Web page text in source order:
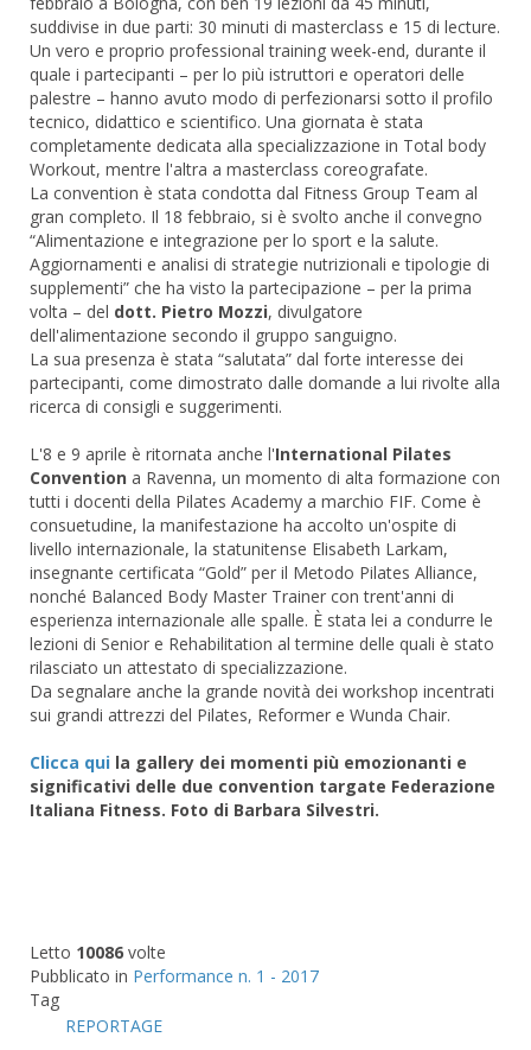
suddivise in due parti: 30 minuti di masterclass e 15 di lecture.
Un vero e proprio professional training week-end, durante il
quale i partecipanti – per lo più istruttori e operatori delle
palestre – hanno avuto modo di perfezionarsi sotto il profilo
tecnico, didattico e scientifico. Una giornata è stata
completamente dedicata alla specializzazione in Total body
Workout, mentre l'altra a masterclass coreografate.
La convention è stata condotta dal Fitness Group Team al
gran completo. Il 18 febbraio, si è svolto anche il convegno
“Alimentazione e integrazione per lo sport e la salute.
Aggiornamenti e analisi di strategie nutrizionali e tipologie di
supplementi” che ha visto la partecipazione – per la prima
volta – del dott. Pietro Mozzi, divulgatore
dell'alimentazione secondo il gruppo sanguigno.
La sua presenza è stata “salutata” dal forte interesse dei
partecipanti, come dimostrato dalle domande a lui rivolte alla
ricerca di consigli e suggerimenti.
L'8 e 9 aprile è ritornata anche l'International Pilates
Convention a Ravenna, un momento di alta formazione con
tutti i docenti della Pilates Academy a marchio FIF. Come è
consuetudine, la manifestazione ha accolto un'ospite di
livello internazionale, la statunitense Elisabeth Larkam,
insegnante certificata “Gold” per il Metodo Pilates Alliance,
nonché Balanced Body Master Trainer con trent'anni di
esperienza internazionale alle spalle. È stata lei a condurre le
lezioni di Senior e Rehabilitation al termine delle quali è stato
rilasciato un attestato di specializzazione.
Da segnalare anche la grande novità dei workshop incentrati
sui grandi attrezzi del Pilates, Reformer e Wunda Chair.
Clicca qui la gallery dei momenti più emozionanti e
significativi delle due convention targate Federazione
Italiana Fitness. Foto di Barbara Silvestri.
Letto 10086 volte
Pubblicato in Performance n. 1 - 2017
Tag
REPORTAGE